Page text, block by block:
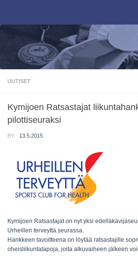
UUTISET
Kymijoen Ratsastajat
pilottiseuraksi
BY · 13.5.2015
Kymijoen Ratsastajat on nyt yksi
Urheillen terveyttä seurassa.
Hankkeen tavoitteena on löytää ratsastajille
oheisliikuntatapoja, joita alkuvaiheen jälkeen